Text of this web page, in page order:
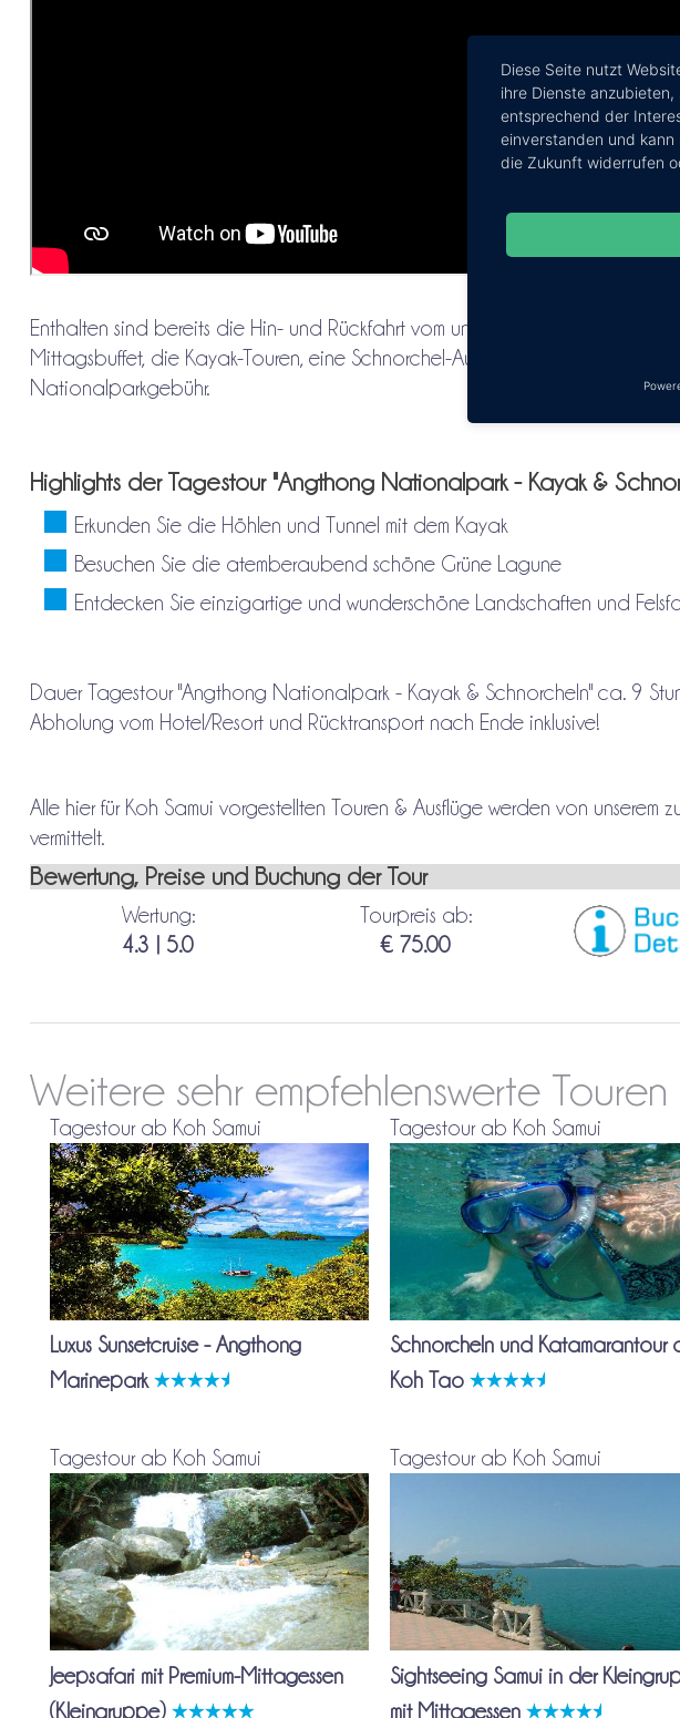
Enthalten sind bereits die Hin- und Rückfahrt vom und zum Hotel, ein leichtes
Mittagsbuffet, die Kayak-Touren, eine Schnorchel-Ausrüstung,
Nationalparkgebühr.
Highlights der Tagestour "Angthong Nationalpark - Kayak &
Erkunden Sie die Höhlen und Tunnel mit dem Kayak
Besuchen Sie die atemberaubend schöne Grüne Lagune
Entdecken Sie einzigartige und wunderschöne Landschaften und
Dauer Tagestour "Angthong Nationalpark - Kayak & Schnorcheln" ca. 9
Abholung vom Hotel/Resort und Rücktransport nach Ende inklusive!
Alle hier für Koh Samui vorgestellten Touren & Ausflüge werden von unserem
vermittelt.
Bewertung, Preise und Buchung der Tour
Wertung:
4.3 | 5.0
Tourpreis ab:
€ 75.00
Weitere sehr empfehlenswerte
Tagestour ab Koh Samui
Luxus Sunsetcruise - Angthong
Marinepark
Tagestour ab Koh Samui
Schnorcheln und Katamarantour
Koh Tao
Tagestour ab Koh Samui
Jeepsafari mit Premium-Mittagessen
(Kleingruppe)
Tagestour ab Koh Samui
Sightseeing Samui in der
mit Mittagessen
Diese Seite nutzt
ihre Dienste
entsprechend der
einverstanden und kann
die Zukunft widerrufen